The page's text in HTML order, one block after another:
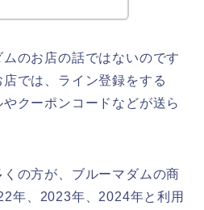
のお店の話ではないのです
では、ライン登録をする
クーポンコードなどが送ら
の方が、ブルーマダムの商
年、2023年、2024年と利用